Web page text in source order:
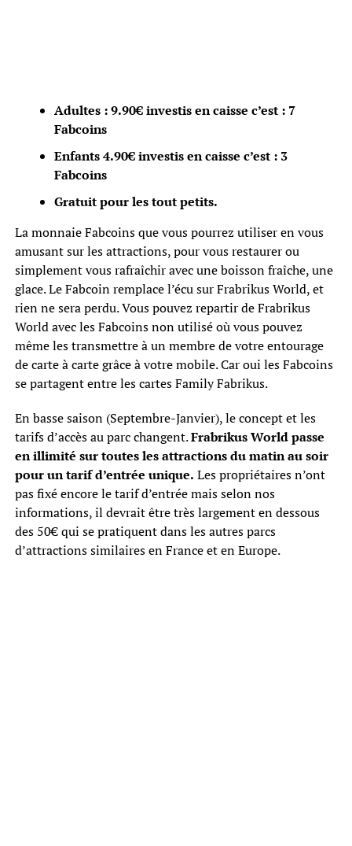
Adultes : 9.90€ investis en caisse c’est : 7
Fabcoins
Enfants 4.90€ investis en caisse c’est : 3
Fabcoins
Gratuit pour les tout petits.
La monnaie Fabcoins que vous pourrez utiliser en vous
amusant sur les attractions, pour vous restaurer ou
simplement vous rafraîchir avec une boisson fraîche, une
glace. Le Fabcoin remplace l’écu sur Frabrikus World, et
rien ne sera perdu. Vous pouvez repartir de Frabrikus
World avec les Fabcoins non utilisé où vous pouvez
même les transmettre à un membre de votre entourage
de carte à carte grâce à votre mobile. Car oui les Fabcoins
se partagent entre les cartes Family Fabrikus.
En basse saison (Septembre-Janvier), le concept et les
tarifs d’accès au parc changent.Frabrikus World passe
en illimité sur toutes les attractions du matin au soir
pour un tarif d’entrée unique. Les propriétaires n’ont
pas fixé encore le tarif d’entrée mais selon nos
informations, il devrait être très largement en dessous
des 50€ qui se pratiquent dans les autres parcs
d’attractions similaires en France et en Europe.